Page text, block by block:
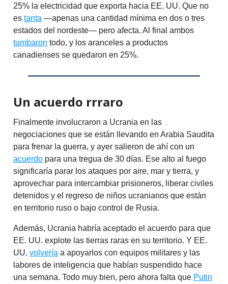
25% la electricidad que exporta hacia EE. UU. Que no
es tanta —apenas una cantidad mínima en dos o tres
estados del nordeste— pero afecta. Al final ambos
tumbaron todo, y los aranceles a productos
canadienses se quedaron en 25%.
Un acuerdo rrraro
Finalmente involucraron a Ucrania en las
negociaciones que se están llevando en Arabia Saudita
para frenar la guerra, y ayer salieron de ahí con un
acuerdo para una tregua de 30 días. Ese alto al fuego
significaría parar los ataques por aire, mar y tierra, y
aprovechar para intercambiar prisioneros, liberar civiles
detenidos y el regreso de niños ucranianos que están
en territorio ruso o bajo control de Rusia.
Además, Ucrania habría aceptado el acuerdo para que
EE. UU. explote las tierras raras en su territorio. Y EE.
UU. volvería a apoyarlos con equipos militares y las
labores de inteligencia que habían suspendido hace
una semana. Todo muy bien, pero ahora falta que Putin